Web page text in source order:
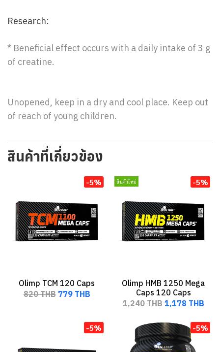
Research:
* Beneficial effect occurs with a daily intake of 3 g
of creatine.
Unopened, keep in a dry and cool place. Keep out
of reach of young children.
สินค้าที่เกี่ยวข้อง
-5%
Olimp TCM 120 Caps
820 THB 779 THB
สินค้าใหม่ -5%
Olimp HMB 1250 Mega
Caps 120 Caps
1,240 THB 1,178 THB
-5% -5%